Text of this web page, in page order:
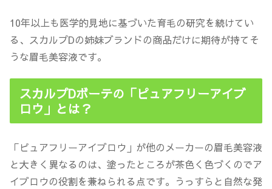
10年以上も医学的見地に基づいた育毛の研究を続けてい
る 、スカルプDの姉妹ブランドの商品だけに期待が持てそ
うな眉毛美容液です。
スカルプDボーテの「ピュアフリーアイブ
ロウ」とは？
「ピュアフリーアイブロウ」が他のメーカーの眉毛美容液
と大きく異なるのは、 塗ったところが茶色く色づく のでア
イブロウの役割を兼ねられる点です。うっすらと自然な発